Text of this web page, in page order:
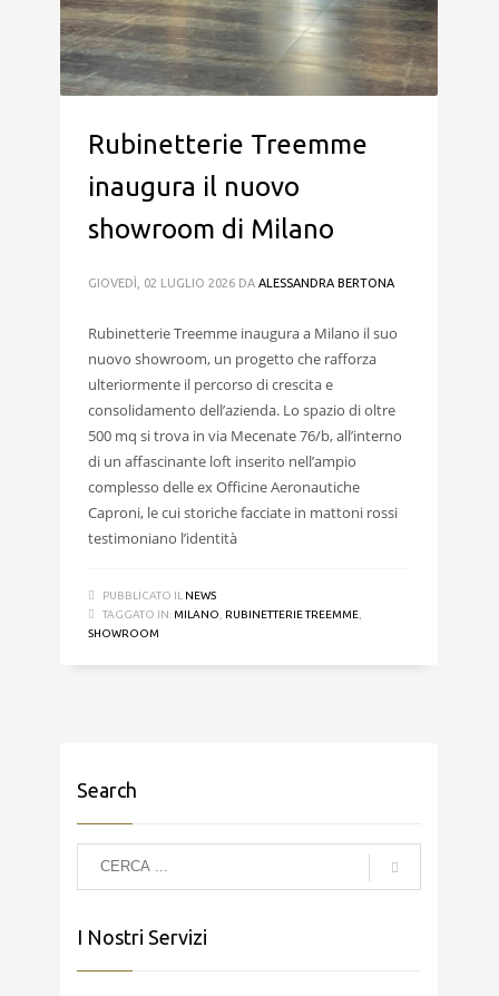
Rubinetterie Treemme
inaugura il nuovo
showroom di Milano
GIOVEDÌ, 02 LUGLIO 2026 DA ALESSANDRA BERTONA
Rubinetterie Treemme inaugura a Milano il suo
nuovo showroom, un progetto che rafforza
ulteriormente il percorso di crescita e
consolidamento dell’azienda. Lo spazio di oltre
500 mq si trova in via Mecenate 76/b, all’interno
di un affascinante loft inserito nell’ampio
complesso delle ex Officine Aeronautiche
Caproni, le cui storiche facciate in mattoni rossi
testimoniano l’identità
PUBBLICATO IL NEWS
TAGGATO IN: MILANO RUBINETTERIE TREEMME
SHOWROOM
Search
I Nostri Servizi